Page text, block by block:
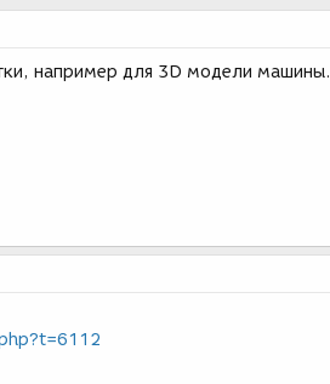
например для 3D модели машины.